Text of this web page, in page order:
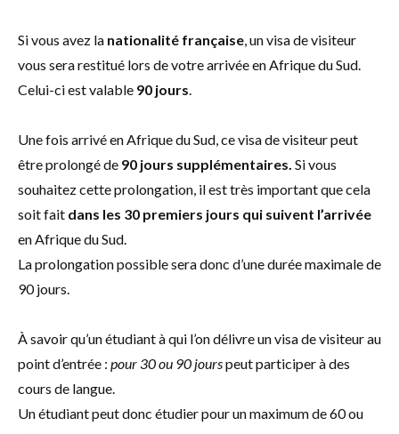
Si vous avez la nationalité française, un visa de visiteur
vous sera restitué lors de votre arrivée en Afrique du Sud.
Celui-ci est valable 90 jours.
Une fois arrivé en Afrique du Sud, ce visa de visiteur peut
être prolongé de 90 jours supplémentaires. Si vous
souhaitez cette prolongation, il est très important que cela
soit fait dans les 30 premiers jours qui suivent l’arrivée
en Afrique du Sud.
La prolongation possible sera donc d’une durée maximale de
90 jours.
À savoir qu’un étudiant à qui l’on délivre un visa de visiteur au
point d’entrée : pour 30 ou 90 jourspeut participer à des
cours de langue.
Un étudiant peut donc étudier pour un maximum de 60 ou